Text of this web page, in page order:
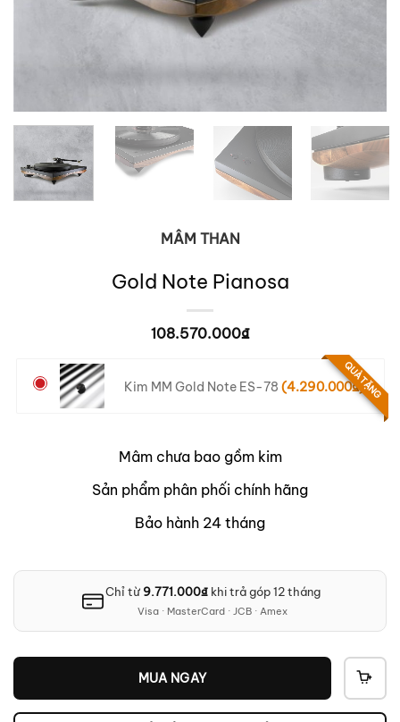
MÂM THAN
Gold Note Pianosa
108.570.000₫
QUÀ TẶNG
Kim MM Gold Note ES-78 (4.290.000₫)
Mâm chưa bao gồm kim
Sản phẩm phân phối chính hãng
Bảo hành 24 tháng
Chỉ từ 9.771.000₫khi trả góp 12 tháng
Visa · MasterCard · JCB · Amex
MUA NGAY